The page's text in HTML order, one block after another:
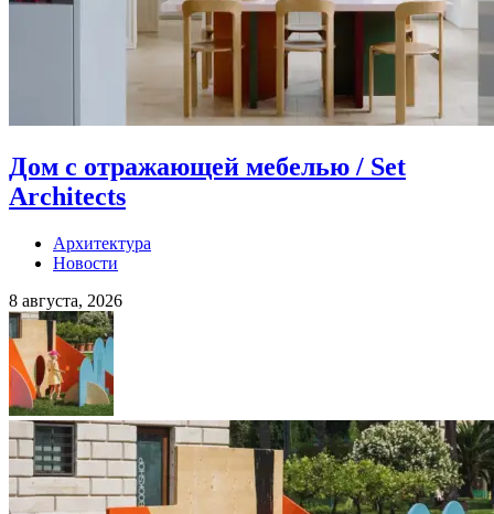
Дом с отражающей мебелью / Set
Architects
Архитектура
Новости
8 августа, 2026